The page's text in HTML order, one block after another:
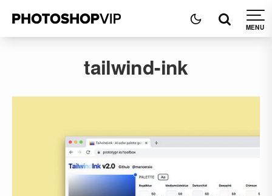
tailwind-ink